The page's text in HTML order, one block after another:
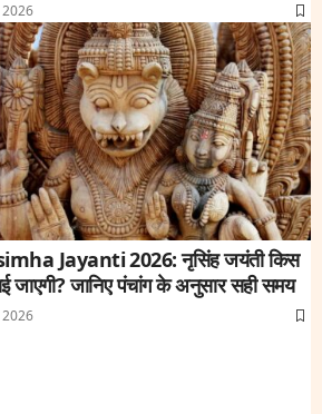
Jayanti 2026: नृसिंह जयंती किस
जाएगी? जानिए पंचांग के अनुसार सही समय